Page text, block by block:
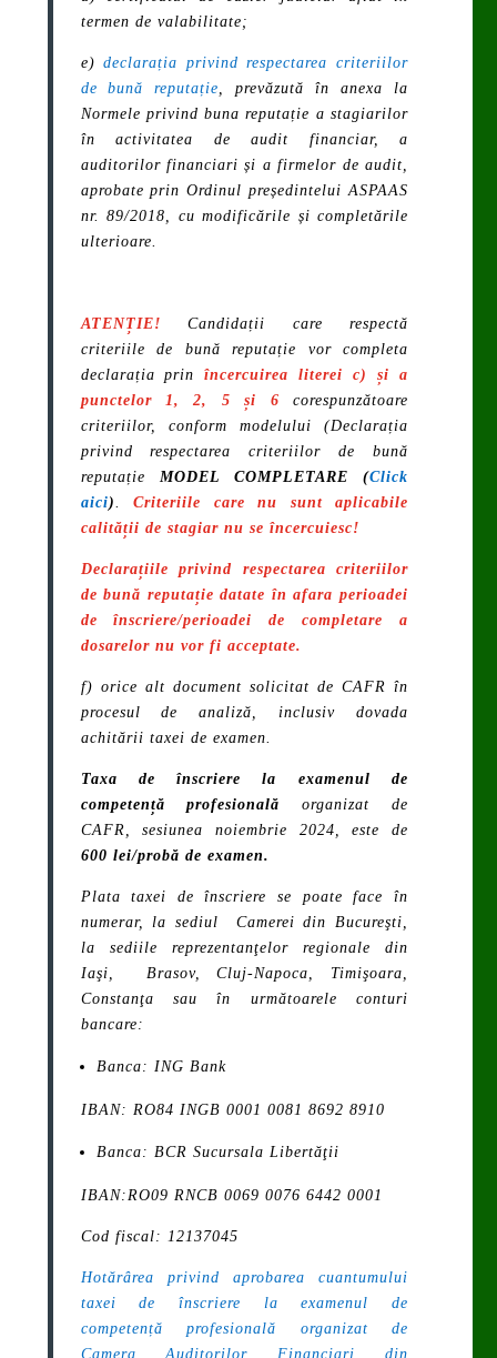
termen de valabilitate;
e)declarația privind respectarea criteriilor
de bună reputație , prevăzută în anexa la
Normele privind buna reputație a stagiarilor
în activitatea de audit financiar, a
auditorilor financiari și a firmelor de audit
aprobate prinOrdinul președintelui ASPAAS
nr. 89/2018 , cu modificările și completările
ulterioare.
ATENȚIE! Candidații care respectă
criteriile de bună reputație vor completa
declarația prinîncercuirea literei c) și a
punctelor 1, 2, 5 și 6corespunzătoare
criteriilor, conform modelului (Declarația
privind respectarea criteriilor de bună
reputație MODEL COMPLETARE (Click
aici) .Criteriile care nu sunt aplicabile
calității de stagiar nu se încercuiesc!
Declarațiile privind respectarea criteriilor
de bună reputație datate în afara perioadei
de înscriere/perioadei de completare a
dosarelor nu vor fi acceptate.
f) orice alt document solicitat de CAFR în
procesul de analiză, inclusiv dovada
achitării taxei de examen.
Taxa de înscriere la examenul de
competență profesionalăorganizat de
CAFR, sesiunea noiembrie 2024, este de
600 lei/probă de examen.
Plata taxei de înscriere se poate face în
numerar, la sediul Camerei din Bucureşti,
la sediile reprezentanţelor regionale din
Iaşi, Brasov, Cluj-Napoca, Timişoara,
Constanţa sau în următoarele conturi
bancare:
Banca: ING Bank
IBAN: RO84 INGB 0001 0081 8692 8910
Banca: BCR Sucursala Libertăţii
IBAN:RO09 RNCB 0069 0076 6442 0001
Cod fiscal: 12137045
Hotărârea privind aprobarea cuantumului
taxei de înscriere la examenul de
competență profesională organizat de
Camera Auditorilor Financiari din